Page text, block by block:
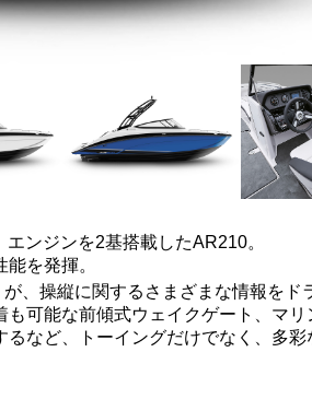
ンジンを2基搭載したAR210。
を発揮。
が、操縦に関するさまざまな情報をド
可能な前傾式ウェイクゲート、マ
など、トーイングだけでなく、多